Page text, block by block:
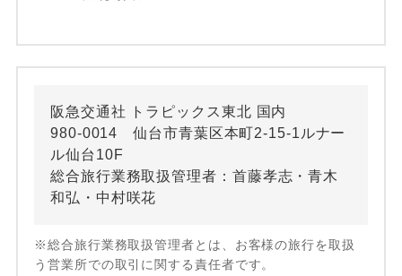
阪急交通社 トラピックス東北 国内
980-0014 仙台市青葉区本町2-15-1ルナー
ル仙台10F
総合旅行業務取扱管理者：首藤孝志・青木
和弘・中村咲花
※総合旅行業務取扱管理者とは、お客様の旅行を取扱
う営業所での取引に関する責任者です。